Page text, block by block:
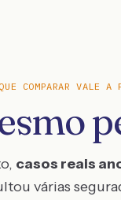
COMPARAR VALE A
casos reais
várias